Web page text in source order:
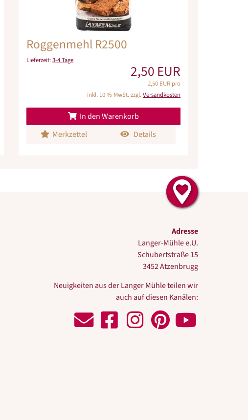
Roggenmehl R2500
Lieferzeit:3-4 Tage
2,50 EUR
2,50 EUR pro
inkl. 10 % MwSt. zzgl.Versandkosten
In den Warenkorb
Merkzettel
Details
Adresse
Langer-Mühle e.U.
Schubertstraße 15
3452 Atzenbrugg
Neuigkeiten aus der Langer Mühle teilen wir
auch auf diesen Kanälen: